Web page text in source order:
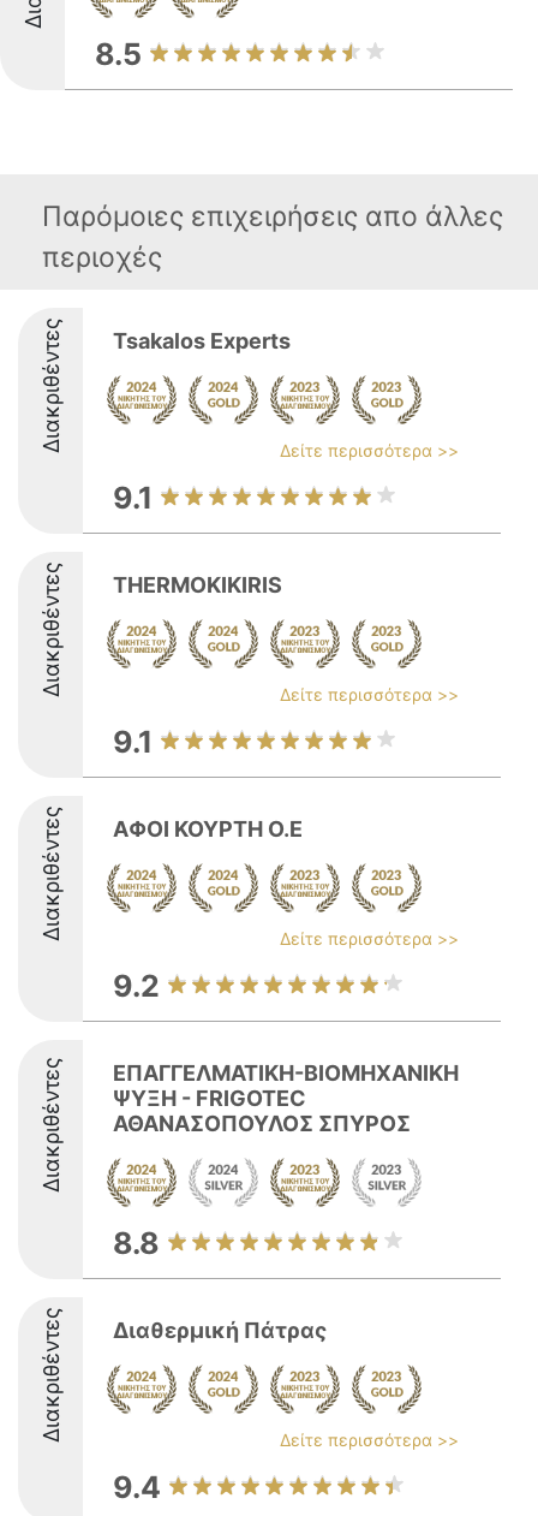
8.5
Παρόμοιες επιχειρήσεις απο άλλες
περιοχές
Διακριθέντες Tsakalos Experts
Δείτε περισσότερα >>
9.1
Διακριθέντες THERMOKIKIRIS
Δείτε περισσότερα >>
9.1
Διακριθέντες ΑΦΟΙ ΚΟΥΡΤΗ Ο.Ε
Δείτε περισσότερα >>
9.2
Διακριθέντες
ΕΠΑΓΓΕΛΜΑΤΙΚΗ-ΒΙΟΜΗΧΑΝΙΚΗ
ΨΥΞΗ - FRIGOTEC
ΑΘΑΝΑΣΟΠΟΥΛΟΣ ΣΠΥΡΟΣ
8.8
Διακριθέντες Διαθερμική Πάτρας
Δείτε περισσότερα >>
9.4